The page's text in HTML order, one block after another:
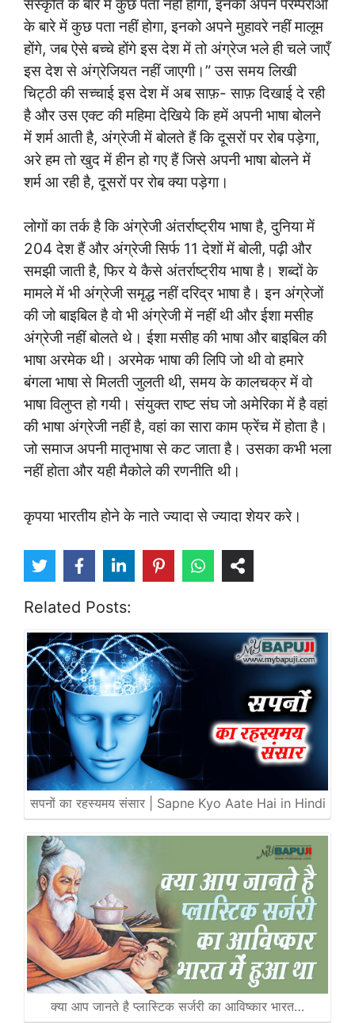
संस्कृति के बारे में कुछ पता नहीं होगा, इनको अपने परम्पराओं
के बारे में कुछ पता नहीं होगा, इनको अपने मुहावरे नहीं मालूम
होंगे, जब ऐसे बच्चे होंगे इस देश में तो अंग्रेज भले ही चले जाएँ
इस देश से अंग्रेजियत नहीं जाएगी।” उस समय लिखी
चिट्ठी की सच्चाई इस देश में अब साफ़- साफ़ दिखाई दे रही
है और उस एक्ट की महिमा देखिये कि हमें अपनी भाषा बोलने
में शर्म आती है, अंग्रेजी में बोलते हैं कि दूसरों पर रोब पड़ेगा,
अरे हम तो खुद में हीन हो गए हैं जिसे अपनी भाषा बोलने में
शर्म आ रही है, दूसरों पर रोब क्या पड़ेगा।
लोगों का तर्क है कि अंग्रेजी अंतर्राष्ट्रीय भाषा है, दुनिया में
204 देश हैं और अंग्रेजी सिर्फ 11 देशों में बोली, पढ़ी और
समझी जाती है, फिर ये कैसे अंतर्राष्ट्रीय भाषा है। शब्दों के
मामले में भी अंग्रेजी समृद्ध नहीं दरिद्र भाषा है। इन अंग्रेजों
की जो बाइबिल है वो भी अंग्रेजी में नहीं थी और ईशा मसीह
अंग्रेजी नहीं बोलते थे। ईशा मसीह की भाषा और बाइबिल की
भाषा अरमेक थी। अरमेक भाषा की लिपि जो थी वो हमारे
बंगला भाषा से मिलती जुलती थी, समय के कालचक्र में वो
भाषा विलुप्त हो गयी। संयुक्त राष्ट संघ जो अमेरिका में है वहां
की भाषा अंग्रेजी नहीं है, वहां का सारा काम फ्रेंच में होता है।
जो समाज अपनी मातृभाषा से कट जाता है। उसका कभी भला
नहीं होता और यही मैकोले की रणनीति थी।
कृपया भारतीय होने के नाते ज्यादा से ज्यादा शेयर करे।
Related Posts:
सपनों का रहस्यमय संसार | Sapne Kyo Aate Hai in Hindi
क्या आप जानते है प्लास्टिक सर्जरी का आविष्कार भारत…